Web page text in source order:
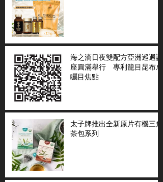
海之滴日夜雙配方亞洲巡迴講
座圓滿舉行 專利籠目昆布成
矚目焦點
太子牌推出全新原片有機三角
茶包系列